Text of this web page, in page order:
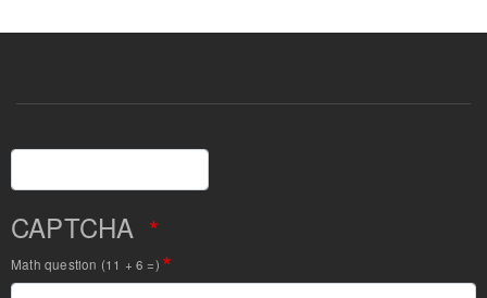
Buscar
CAPTCHA
Math question (11 + 6 =)